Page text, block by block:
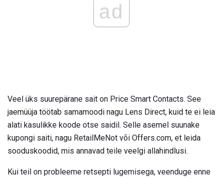
ad
Veel üks suurepärane sait on Price Smart Contacts. See
jaemüüja töötab samamoodi nagu Lens Direct, kuid te ei leia
alati kasulikke koode otse saidil. Selle asemel suunake
kupongi saiti, nagu RetailMeNot või Offers.com, et leida
sooduskoodid, mis annavad teile veelgi allahindlusi.
Kui teil on probleeme retsepti lugemisega, veenduge enne